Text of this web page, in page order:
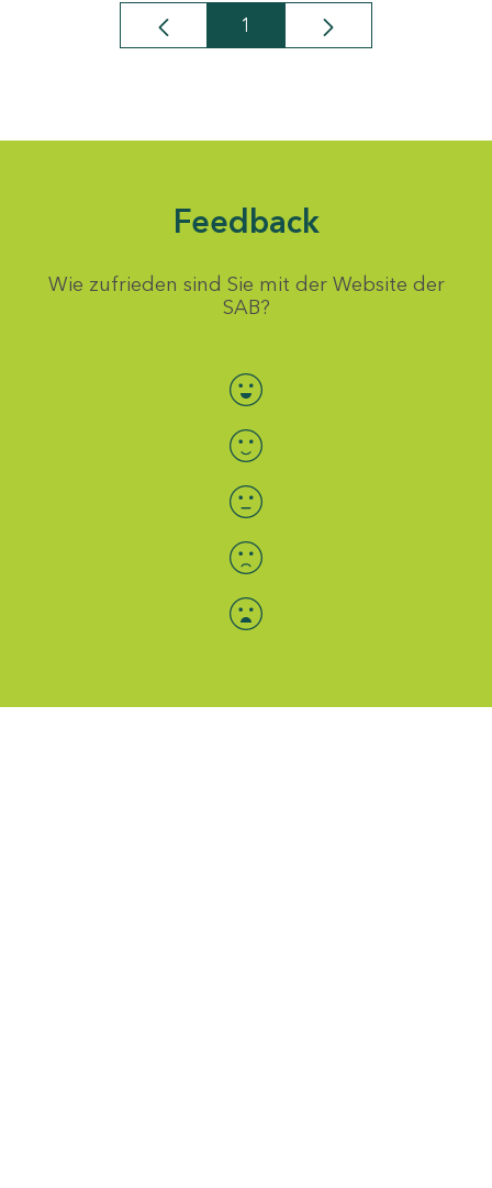
Seite
1
Feedback
Wie zufrieden sind Sie mit der Website der
SAB?
Bewertung auswählen